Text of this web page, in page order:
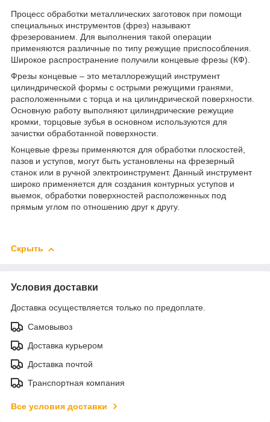
Процесс обработки металлических заготовок при помощи
специальных инструментов (фрез) называют
фрезерованием. Для выполнения такой операции
применяются различные по типу режущие приспособления.
Широкое распространение получили концевые фрезы (КФ).
Фрезы концевые – это металлорежущий инструмент
цилиндрической формы с острыми режущими гранями,
расположенными с торца и на цилиндрической поверхности.
Основную работу выполняют цилиндрические режущие
кромки, торцовые зубья в основном используются для
зачистки обработанной поверхности.
Концевые фрезы применяются для обработки плоскостей,
пазов и уступов, могут быть установлены на фрезерный
станок или в ручной электроинструмент. Данный инструмент
широко применяется для создания контурных уступов и
выемок, обработки поверхностей расположенных под
прямым углом по отношению друг к другу.
Скрыть
Условия доставки
Доставка осуществляется только по предоплате.
Самовывоз
Доставка курьером
Доставка почтой
Транспортная компания
Все условия доставки